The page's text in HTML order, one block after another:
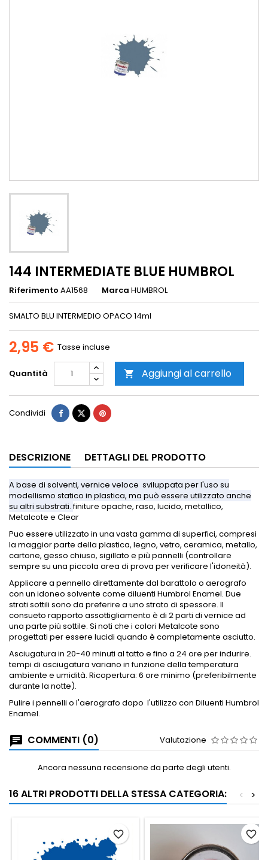
144 INTERMEDIATE BLUE HUMBROL
Riferimento AA1568 Marca HUMBROL
SMALTO BLU INTERMEDIO OPACO 14ml
2,95 € Tasse incluse
Quantità  Aggiungi al carrello
Condividi
DESCRIZIONE DETTAGLI DEL PRODOTTO
A base di solventi, vernice veloce sviluppata per l'uso su
modellismo statico in plastica, ma può essere utilizzato anche
su altri substrati.finiture opache, raso, lucido, metallico,
Metalcote e Clear
Puo essere utilizzato in una vasta gamma di superfici, compresi
la maggior parte della plastica, legno, vetro, ceramica, metallo,
cartone, gesso chiuso, sigillato e più pannelli (controllare
sempre su una piccola area di prova per verificare l'idoneità).
Applicare a pennello direttamente dal barattolo o aerografo
con un idoneo solvente come diluenti Humbrol Enamel. Due
strati sottili sono da preferire a uno strato di spessore. Il
consueto rapporto assottigliamento è di 2 parti di vernice ad
una parte più sottile. Si noti che i colori Metalcote sono
progettati per essere lucidi quando è completamente asciutto.
Asciugatura in 20-40 minuti al tatto e fino a 24 ore per indurire.
tempi di asciugatura variano in funzione della temperatura
ambiente e umidità. Ricopertura: 6 ore minimo (preferibilmente
durante la notte).
Pulire i pennelli o l'aerografo dopo l'utilizzo con Diluenti Humbrol
Enamel.
COMMENTI (0) Valutazione
Ancora nessuna recensione da parte degli utenti.
16 ALTRI PRODOTTI DELLA STESSA CATEGORIA: >
<
favorite_border favorite_border